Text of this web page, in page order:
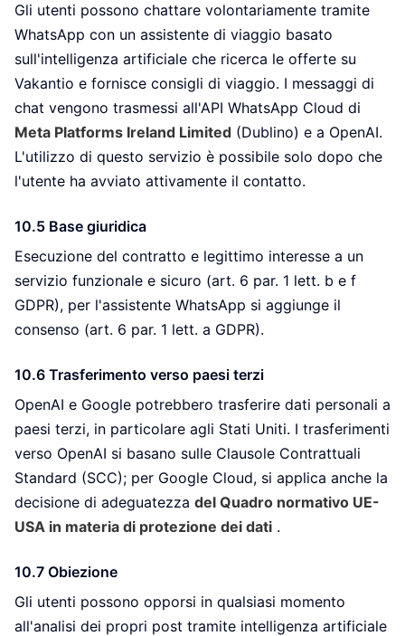
Gli utenti possono chattare volontariamente tramite
WhatsApp con un assistente di viaggio basato
sull'intelligenza artificiale che ricerca le offerte su
Vakantio e fornisce consigli di viaggio. I messaggi di
chat vengono trasmessi all'API WhatsApp Cloud di
Meta Platforms Ireland Limited (Dublino) e a OpenAI.
L'utilizzo di questo servizio è possibile solo dopo che
l'utente ha avviato attivamente il contatto.
10.5 Base giuridica
Esecuzione del contratto e legittimo interesse a un
servizio funzionale e sicuro (art. 6 par. 1 lett. b e f
GDPR), per l'assistente WhatsApp si aggiunge il
consenso (art. 6 par. 1 lett. a GDPR).
10.6 Trasferimento verso paesi terzi
OpenAI e Google potrebbero trasferire dati personali a
paesi terzi, in particolare agli Stati Uniti. I trasferimenti
verso OpenAI si basano sulle Clausole Contrattuali
Standard (SCC); per Google Cloud, si applica anche la
decisione di adeguatezza del Quadro normativo UE-
USA in materia di protezione dei dati .
10.7 Obiezione
Gli utenti possono opporsi in qualsiasi momento
all'analisi dei propri post tramite intelligenza artificiale